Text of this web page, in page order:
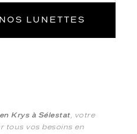
LUNETTES
Krys à Sélestat, votre
tous vos besoins en